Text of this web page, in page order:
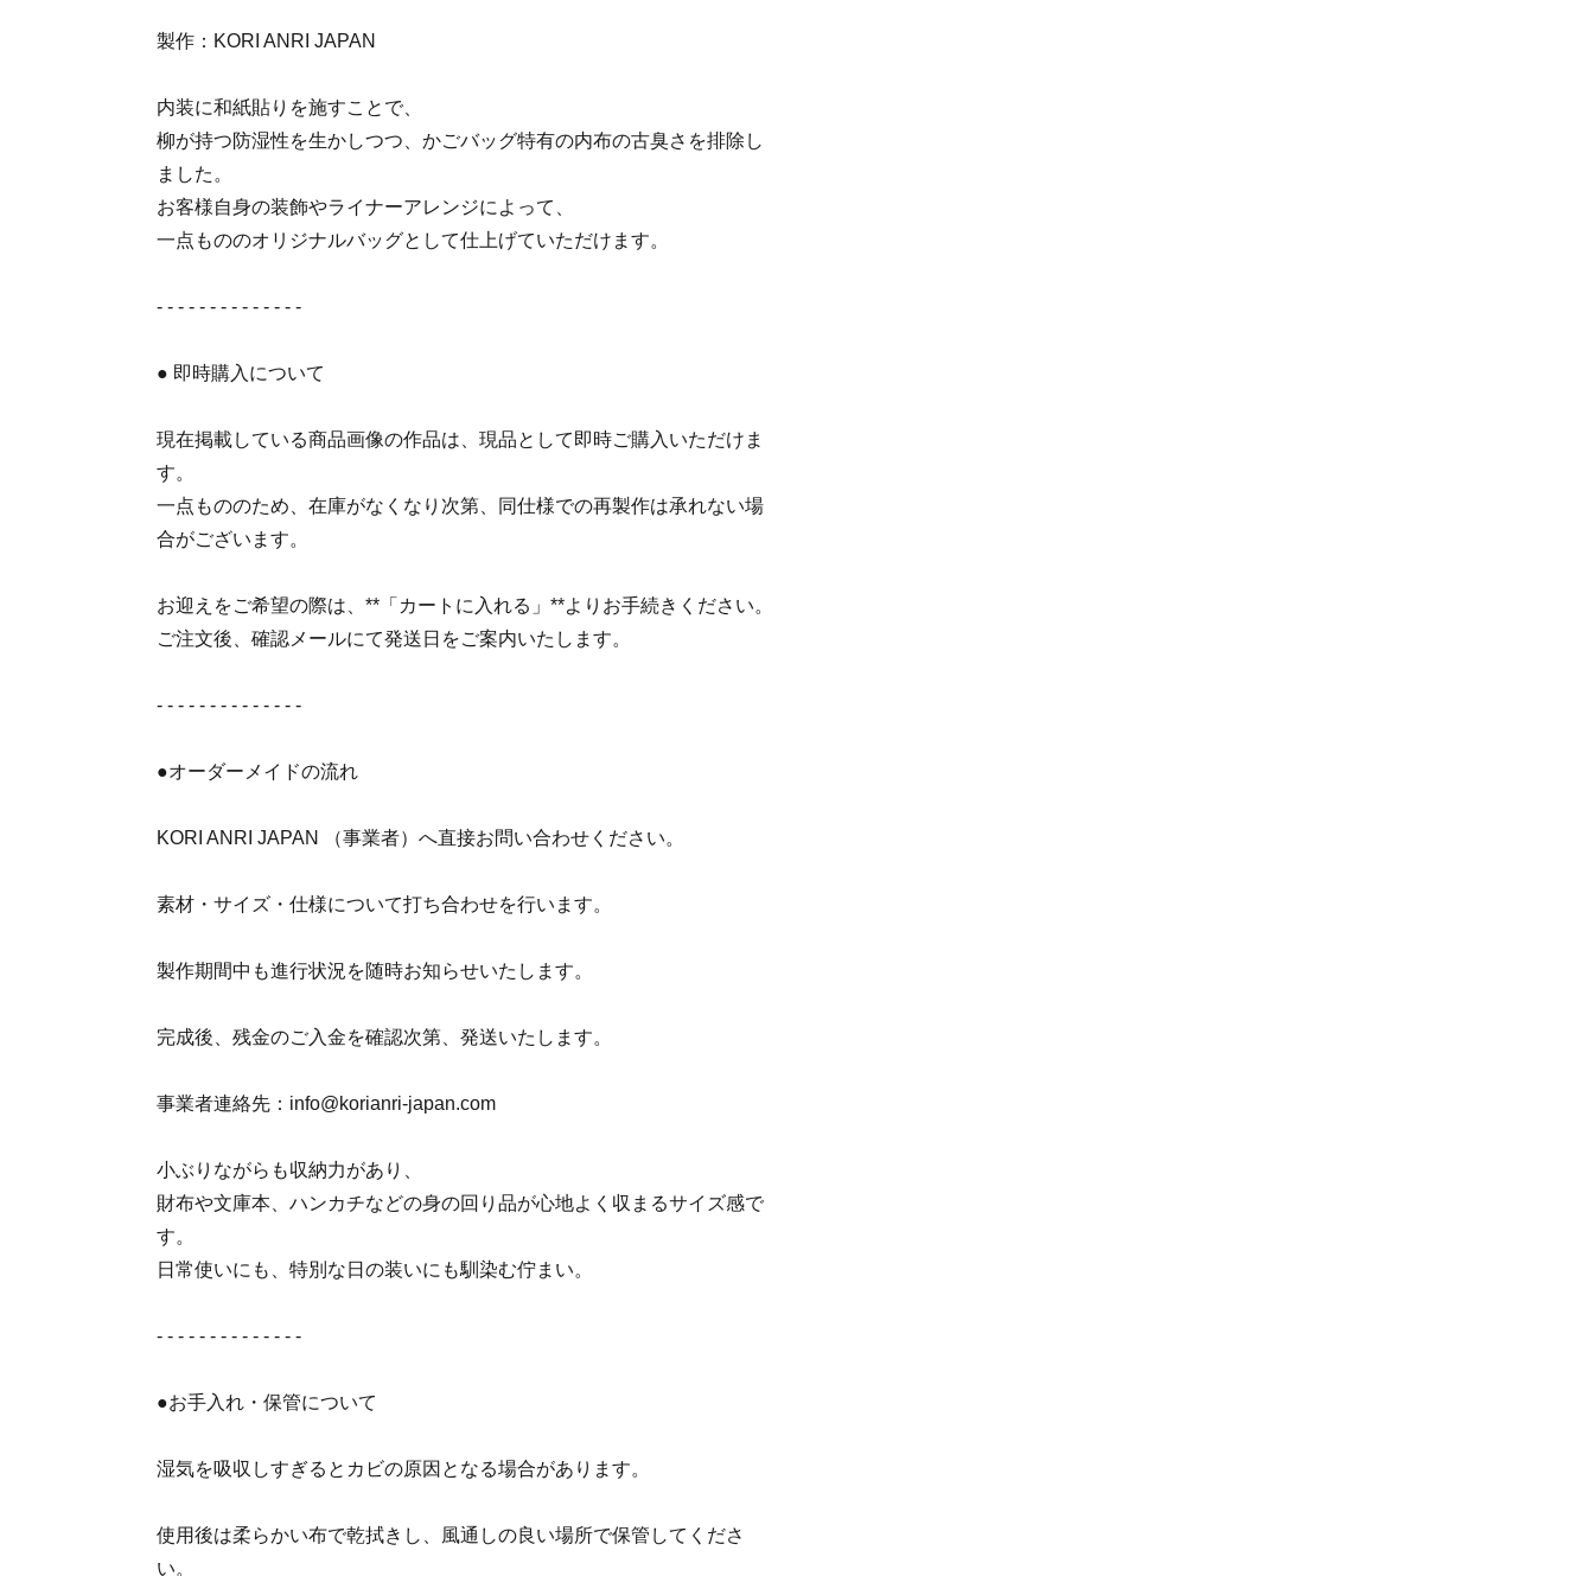
製作：KORI ANRI JAPAN
内装に和紙貼りを施すことで、
柳が持つ防湿性を生かしつつ、かごバッグ特有の内布の古臭さを排除し
ました。
お客様自身の装飾やライナーアレンジによって、
一点もののオリジナルバッグとして仕上げていただけます。
- - - - - - - - - - - - - -
● 即時購入について
現在掲載している商品画像の作品は、現品として即時ご購入いただけま
す。
一点もののため、在庫がなくなり次第、同仕様での再製作は承れない場
合がございます。
お迎えをご希望の際は、**「カートに入れる」**よりお手続きください。
ご注文後、確認メールにて発送日をご案内いたします。
- - - - - - - - - - - - - -
●オーダーメイドの流れ
KORI ANRI JAPAN （事業者）へ直接お問い合わせください。
素材・サイズ・仕様について打ち合わせを行います。
製作期間中も進行状況を随時お知らせいたします。
完成後、残金のご入金を確認次第、発送いたします。
事業者連絡先：info@korianri-japan.com
小ぶりながらも収納力があり、
財布や文庫本、ハンカチなどの身の回り品が心地よく収まるサイズ感で
す。
日常使いにも、特別な日の装いにも馴染む佇まい。
- - - - - - - - - - - - - -
●お手入れ・保管について
湿気を吸収しすぎるとカビの原因となる場合があります。
使用後は柔らかい布で乾拭きし、風通しの良い場所で保管してくださ
い。